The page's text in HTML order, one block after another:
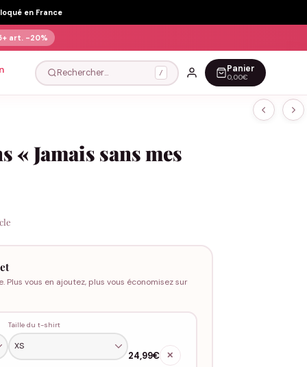
en France
art. -20%
Rechercher… / Panier
0,00€
Jamais sans mes
vous en ajoutez, plus vous économisez sur
Taille du t-shirt
24,99€ ✕